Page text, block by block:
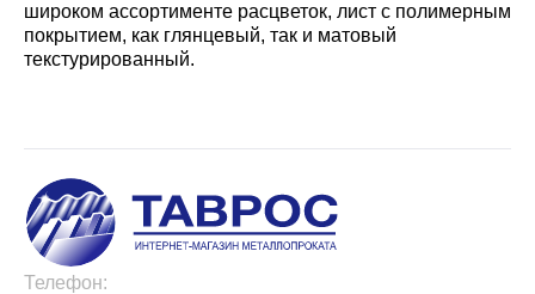
широком ассортименте расцветок, лист с полимерным
покрытием, как глянцевый, так и матовый
текстурированный.
Телефон: